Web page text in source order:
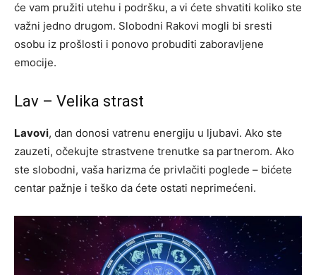
će vam pružiti utehu i podršku, a vi ćete shvatiti koliko ste
važni jedno drugom. Slobodni Rakovi mogli bi sresti
osobu iz prošlosti i ponovo probuditi zaboravljene
emocije.
Lav – Velika strast
Lavovi, dan donosi vatrenu energiju u ljubavi. Ako ste
zauzeti, očekujte strastvene trenutke sa partnerom. Ako
ste slobodni, vaša harizma će privlačiti poglede – bićete
centar pažnje i teško da ćete ostati neprimećeni.